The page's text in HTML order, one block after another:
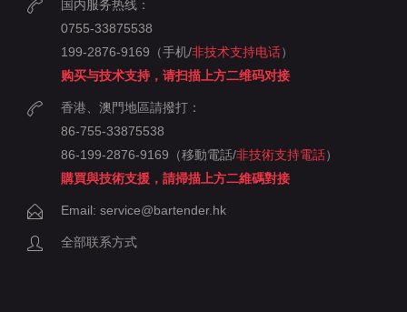
国内服务热线：
0755-33875538
199-2876-9169（手机/非技术支持电话）
购买与技术支持，请扫描上方二维码对接
香港、澳門地區請撥打：
86-755-33875538
86-199-2876-9169（移動電話/非技術支持電話）
購買與技術支援，請掃描上方二維碼對接
Email: service@bartender.hk
全部联系方式